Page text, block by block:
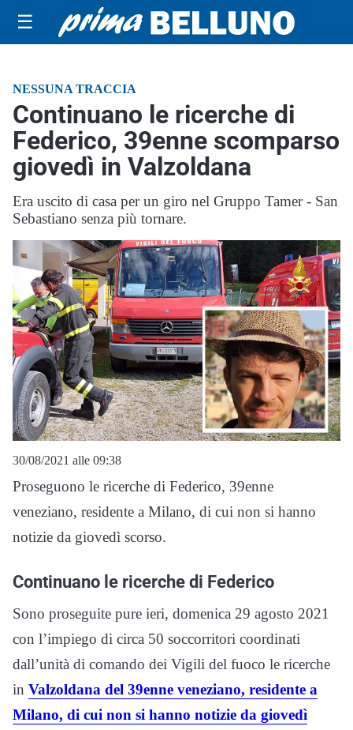
☰
NESSUNA TRACCIA
Continuano le ricerche di
Federico, 39enne scomparso
giovedì in Valzoldana
Era uscito di casa per un giro nel Gruppo Tamer - San
Sebastiano senza più tornare.
30/08/2021 alle 09:38
Proseguono le ricerche di Federico, 39enne
veneziano, residente a Milano, di cui non si hanno
notizie da giovedì scorso.
Continuano le ricerche di Federico
Sono proseguite pure ieri, domenica 29 agosto 2021
con l’impiego di circa 50 soccorritori coordinati
dall’unità di comando dei Vigili del fuoco le ricerche
in Valzoldana del 39enne veneziano, residente a
Milano, di cui non si hanno notizie da giovedì